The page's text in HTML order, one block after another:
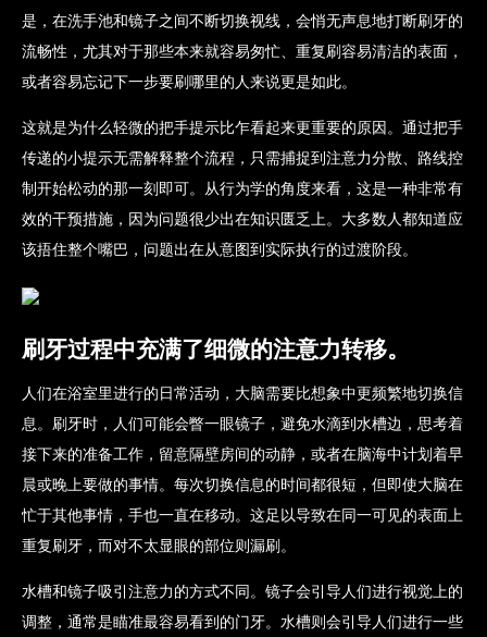
是，在洗手池和镜子之间不断切换视线，会悄无声息地打断刷牙的
流畅性，尤其对于那些本来就容易匆忙、重复刷容易清洁的表面，
或者容易忘记下一步要刷哪里的人来说更是如此。
这就是为什么轻微的把手提示比乍看起来更重要的原因。通过把手
传递的小提示无需解释整个流程，只需捕捉到注意力分散、路线控
制开始松动的那一刻即可。从行为学的角度来看，这是一种非常有
效的干预措施，因为问题很少出在知识匮乏上。大多数人都知道应
该捂住整个嘴巴，问题出在从意图到实际执行的过渡阶段。
刷牙过程中充满了细微的注意力转移。
人们在浴室里进行的日常活动，大脑需要比想象中更频繁地切换信
息。刷牙时，人们可能会瞥一眼镜子，避免水滴到水槽边，思考着
接下来的准备工作，留意隔壁房间的动静，或者在脑海中计划着早
晨或晚上要做的事情。每次切换信息的时间都很短，但即使大脑在
忙于其他事情，手也一直在移动。这足以导致在同一可见的表面上
重复刷牙，而对不太显眼的部位则漏刷。
水槽和镜子吸引注意力的方式不同。镜子会引导人们进行视觉上的
调整，通常是瞄准最容易看到的门牙。水槽则会引导人们进行一些